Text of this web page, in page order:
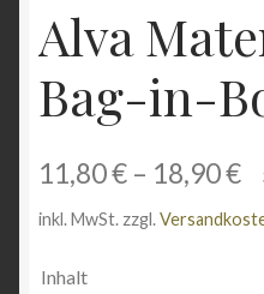
Schmuck
Andenken
Wein & Öl
Alva
Bag-in-
11,80€ – 18,90€
inkl. MwSt.zzgl.
Inhalt